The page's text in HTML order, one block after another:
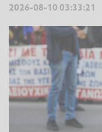
2026-08-10 03:33:21